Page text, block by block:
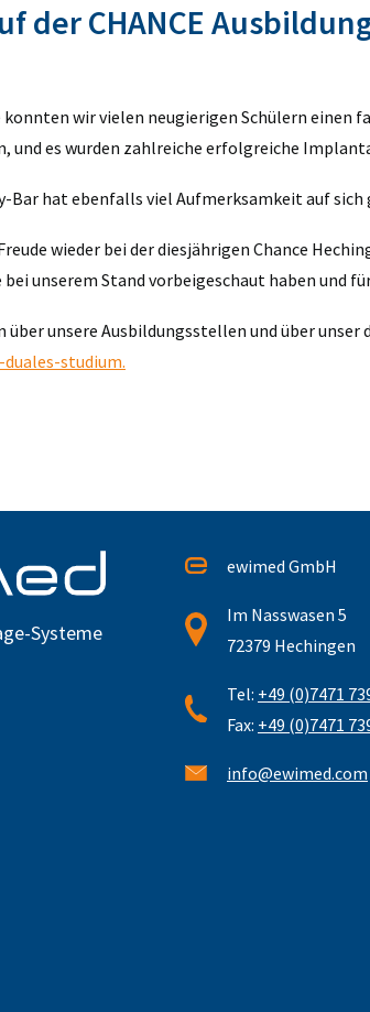
der CHANCE
konnten wir vielen neugierigen Schülern einen
und es wurden zahlreiche erfolgreiche
Bar hat ebenfalls viel Aufmerksamkeit auf sich
wieder bei der diesjährigen Chance
bei unserem Stand vorbeigeschaut haben und
unsere Ausbildungsstellen und über unser
studium.
Systeme
ewimed GmbH
Im Nasswasen 5
72379 Hechingen
Tel: +49 (0)7471
Fax: +49 (0)7471
info@ewimed.com